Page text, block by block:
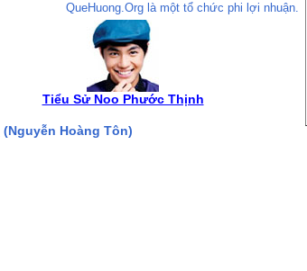
QueHuong.Org là một tổ chức phi lợi nhuận.
Tiểu Sử Noo Phước Thịnh
(Nguyễn Hoàng Tôn)